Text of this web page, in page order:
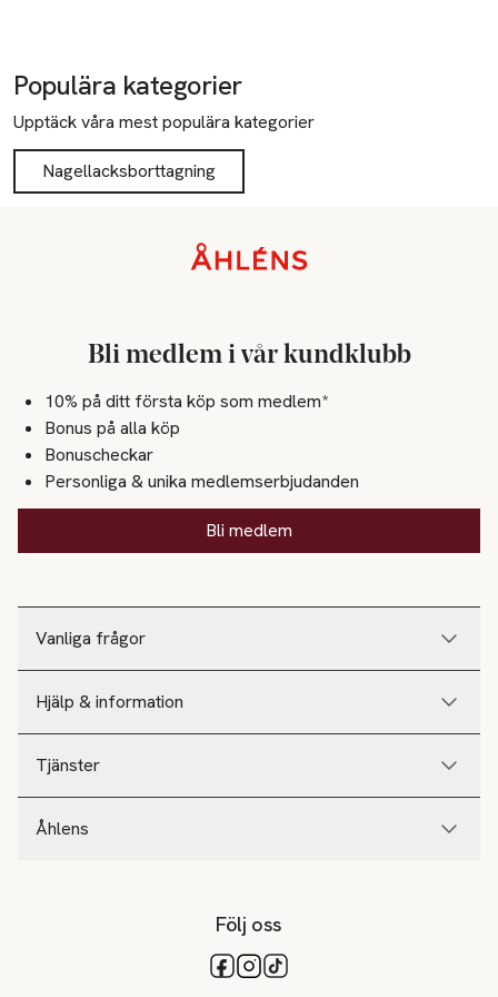
Populära kategorier
Upptäck våra mest populära kategorier
Nagellacksborttagning
Vanliga frågor
Hjälp & information
Tjänster
Åhlens
Bli medlem i vår kundklubb
10% på ditt första köp som medlem*
Bonus på alla köp
Bonuscheckar
Personliga & unika medlemserbjudanden
Bli medlem
Följ oss